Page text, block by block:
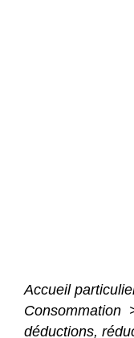
Accueil
Consommation
déductions,